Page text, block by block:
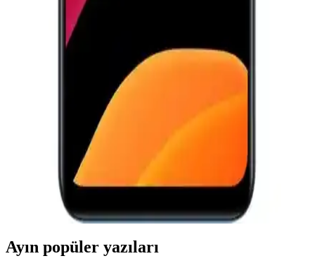
Samsung Galaxy S28 2025: Yenilikçi Özellikleri ve
Piyasa Beklentileri
Samsung Galaxy S28, 2025'te piyasaya çıkacak, gelişmiş kamera,
performans ve tasarım özellikleriyle öne çıkan yüksek fiyatlı bir
Casper Via E30 ve M35 Modellerinin Detaylı
Karşılaştırması ve Hangi Telefonun Daha İyi
Casper Via E30 ve M35 modellerinin özelliklerini karşılaştırıyoruz.
Batarya, kamera, hafıza ve performans gibi önemli detaylar, hangi
telefonun ihtiyaçlarınıza daha uygun olduğunu belirlemenize
yardımcı oluyor.
Ayın popüler yazıları